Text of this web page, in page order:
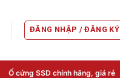
ĐĂNG NHẬP / ĐĂNG KÝ
Ổ cứng SSD chính hãng, giá rẻ